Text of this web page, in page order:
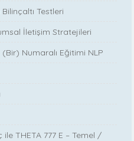
Testleri
İletişim Stratejileri
(Bir) Numaralı Eğitimi NLP
THETA 777 E – Temel /